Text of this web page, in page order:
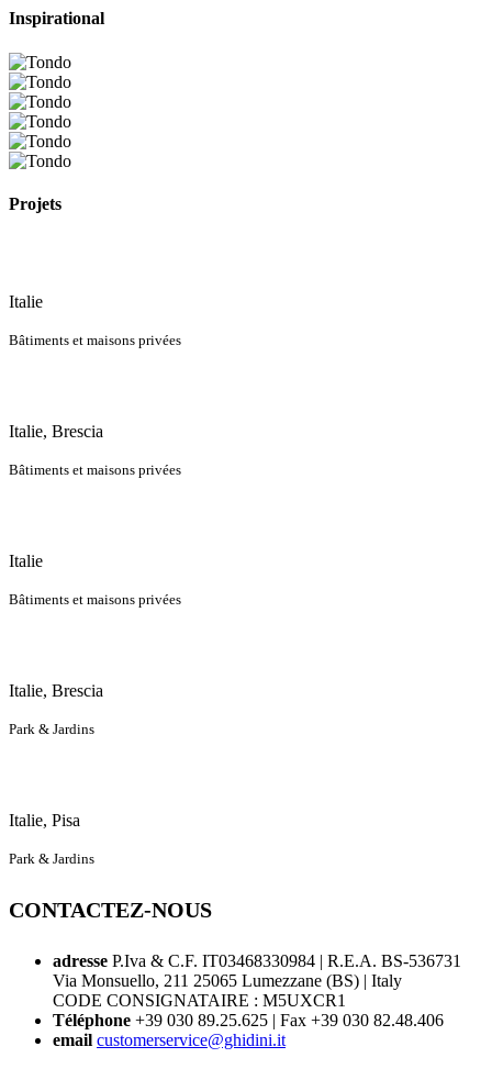
Inspirational
Projets
Italie
Bâtiments et maisons privées
Italie, Brescia
Bâtiments et maisons privées
Italie
Bâtiments et maisons privées
Italie, Brescia
Park & Jardins
Italie, Pisa
Park & Jardins
CONTACTEZ-NOUS
adresse P.Iva & C.F. IT03468330984 | R.E.A. BS-536731
Via Monsuello, 211 25065 Lumezzane (BS) | Italy
CODE CONSIGNATAIRE : M5UXCR1
Téléphone +39 030 89.25.625 | Fax +39 030 82.48.406
email customerservice@ghidini.it